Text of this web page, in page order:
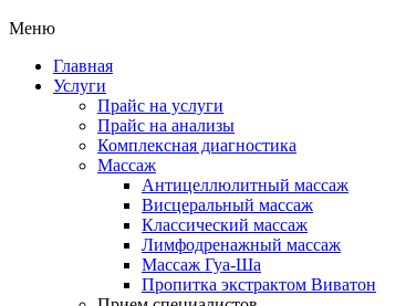
Клиника
жизнь"
Меню
Главная
Услуги
Прайс на услуги
Прайс на анализы
Комплексная диагностика
Массаж
Антицеллюлитный массаж
Висцеральный массаж
Классический массаж
Лимфодренажный массаж
Массаж Гуа-Ша
Пропитка экстрактом Виватон